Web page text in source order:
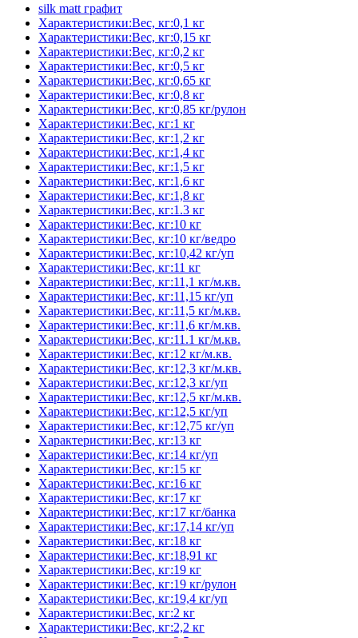
silk matt графит
Характеристики:Вес, кг:0,1 кг
Характеристики:Вес, кг:0,15 кг
Характеристики:Вес, кг:0,2 кг
Характеристики:Вес, кг:0,5 кг
Характеристики:Вес, кг:0,65 кг
Характеристики:Вес, кг:0,8 кг
Характеристики:Вес, кг:0,85 кг/рулон
Характеристики:Вес, кг:1 кг
Характеристики:Вес, кг:1,2 кг
Характеристики:Вес, кг:1,4 кг
Характеристики:Вес, кг:1,5 кг
Характеристики:Вес, кг:1,6 кг
Характеристики:Вес, кг:1,8 кг
Характеристики:Вес, кг:1.3 кг
Характеристики:Вес, кг:10 кг
Характеристики:Вес, кг:10 кг/ведро
Характеристики:Вес, кг:10,42 кг/уп
Характеристики:Вес, кг:11 кг
Характеристики:Вес, кг:11,1 кг/м.кв.
Характеристики:Вес, кг:11,15 кг/уп
Характеристики:Вес, кг:11,5 кг/м.кв.
Характеристики:Вес, кг:11,6 кг/м.кв.
Характеристики:Вес, кг:11.1 кг/м.кв.
Характеристики:Вес, кг:12 кг/м.кв.
Характеристики:Вес, кг:12,3 кг/м.кв.
Характеристики:Вес, кг:12,3 кг/уп
Характеристики:Вес, кг:12,5 кг/м.кв.
Характеристики:Вес, кг:12,5 кг/уп
Характеристики:Вес, кг:12,75 кг/уп
Характеристики:Вес, кг:13 кг
Характеристики:Вес, кг:14 кг/уп
Характеристики:Вес, кг:15 кг
Характеристики:Вес, кг:16 кг
Характеристики:Вес, кг:17 кг
Характеристики:Вес, кг:17 кг/банка
Характеристики:Вес, кг:17,14 кг/уп
Характеристики:Вес, кг:18 кг
Характеристики:Вес, кг:18,91 кг
Характеристики:Вес, кг:19 кг
Характеристики:Вес, кг:19 кг/рулон
Характеристики:Вес, кг:19,4 кг/уп
Характеристики:Вес, кг:2 кг
Характеристики:Вес, кг:2,2 кг